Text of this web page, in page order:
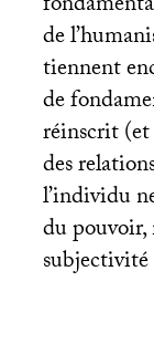
de
tiennent
de
réinscrit (et
des
l’individu
du
subjectivité